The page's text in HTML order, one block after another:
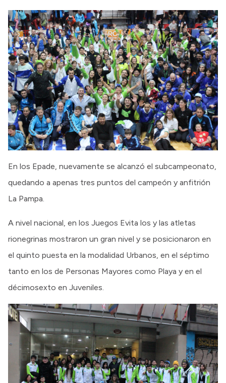
En los Epade, nuevamente se alcanzó el subcampeonato,
quedando a apenas tres puntos del campeón y anfitrión
La Pampa.
A nivel nacional, en los Juegos Evita los y las atletas
rionegrinas mostraron un gran nivel y se posicionaron en
el quinto puesta en la modalidad Urbanos, en el séptimo
tanto en los de Personas Mayores como Playa y en el
décimosexto en Juveniles.